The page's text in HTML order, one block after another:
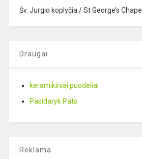
Šv. Jurgio koplyčia / St George’s Chapel
Draugai
keramikiniai puodeliai
Pasidaryk Pats
Reklama